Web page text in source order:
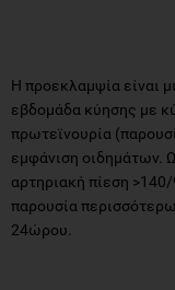
Η προεκλαμψία είναι
εβδομάδα κύησης με
πρωτεϊνουρία
εμφάνιση οιδημάτων.
αρτηριακή πίεση
παρουσία
24ώρου.